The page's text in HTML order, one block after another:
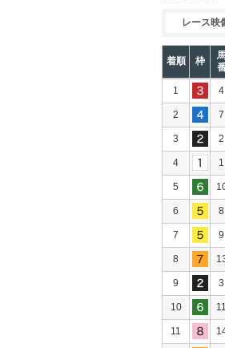
レース映
着順 枠
1 4
2 7
3 2
4 1
5
6 8
7 9
8
9 3
10 11
11